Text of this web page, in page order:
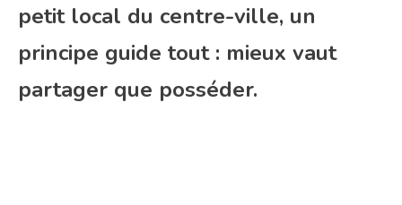
petit local du centre-ville, un
principe guide tout : mieux vaut
partager que posséder.